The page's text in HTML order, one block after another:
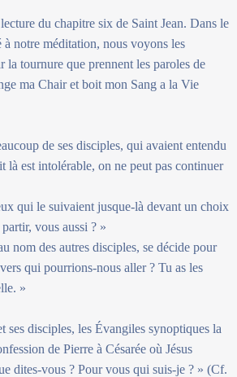
du chapitre six de Saint Jean. Dans le
à notre méditation, nous voyons les
la tournure que prennent les paroles de
ma Chair et boit mon Sang a la Vie
de ses disciples, qui avaient entendu
là est intolérable, on ne peut pas continuer
qui le suivaient jusque-là devant un choix
vous aussi ? »
nom des autres disciples, se décide pour
qui pourrions-nous aller ? Tu as les
»
ses disciples, les Évangiles synoptiques la
de Pierre à Césarée où Jésus
dites-vous ? Pour vous qui suis-je ? » (Cf.